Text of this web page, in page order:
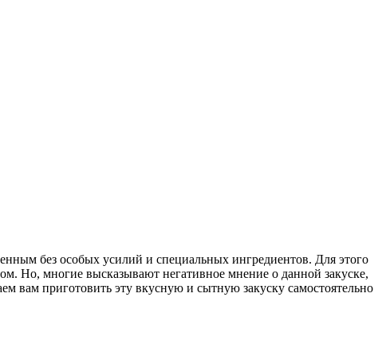
без особых усилий и специальных ингредиентов. Для этого
Но, многие высказывают негативное мнение о данной закуске,
вам приготовить эту вкусную и сытную закуску самостоятельно